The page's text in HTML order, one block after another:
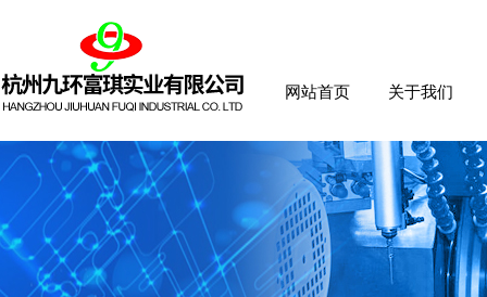
网站首页 关于我们